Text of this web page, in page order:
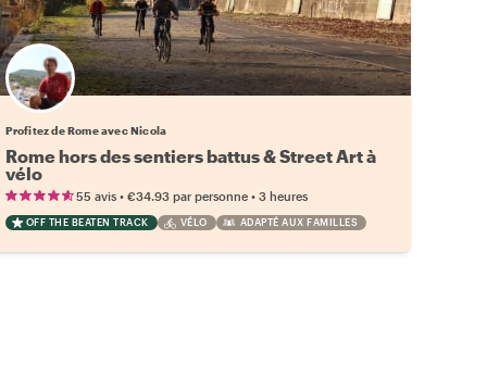
Profitez de Rome avec Nicola
Rome hors des sentiers battus & Street Art à
vélo
55 avis• €34.93 par personne• 3 heures
OFF THE BEATEN TRACK VÉLO ADAPTÉ AUX FAMILLES